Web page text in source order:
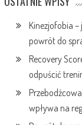
Kinezjofobia
powrót do
Recovery
odpuścić
wpływa na